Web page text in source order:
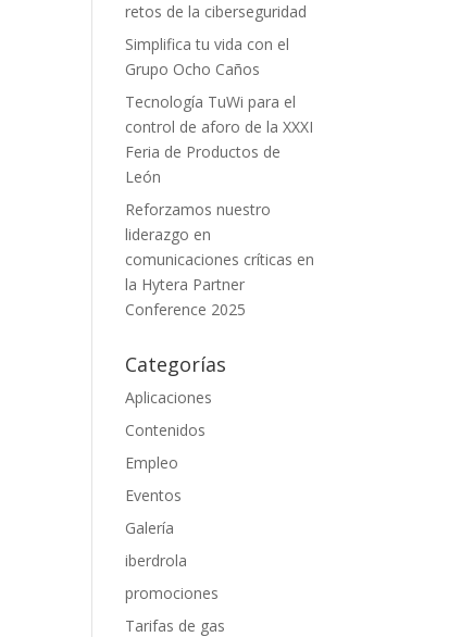
retos de la ciberseguridad
Simplifica tu vida con el
Grupo Ocho Caños
Tecnología TuWi para el
control de aforo de la XXXI
Feria de Productos de
León
Reforzamos nuestro
liderazgo en
comunicaciones críticas en
la Hytera Partner
Conference 2025
Categorías
Aplicaciones
Contenidos
Empleo
Eventos
Galería
iberdrola
promociones
Tarifas de gas